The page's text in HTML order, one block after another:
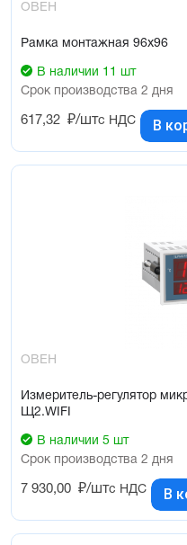
ОВЕН
Рамка монтажная 96х96
В наличии 11 шт
Срок производства 2 дня
617,32 ₽/штс НДС В
ОВЕН
Измеритель-регулятор
Щ2.WIFI
В наличии 5 шт
Срок производства 2 дня
7 930,00 ₽/штс НДС В